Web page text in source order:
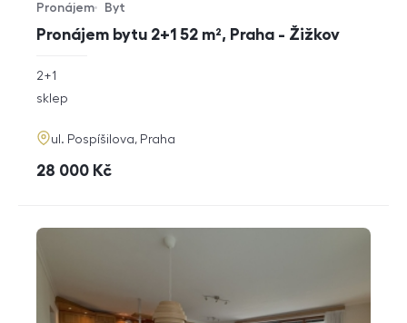
Pronájem bytu 2+1 52 m², Praha - Žižkov
Typ nabídky
Pronájem
Typ nemovitosti
Byt
rozměry
2+1
funkce
sklep
adresa
ul. Pospíšilova, Praha
cena
28 000 Kč